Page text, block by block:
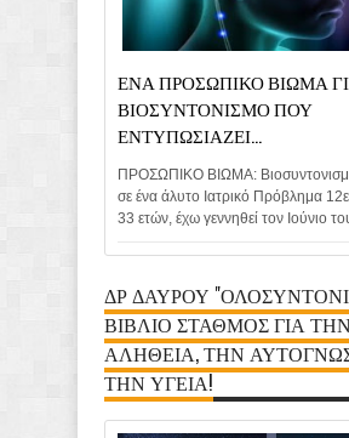
ΕΝΑ ΠΡΟΣΩΠΙΚΟ ΒΙΩΜΑ
ΒΙΟΣΥΝΤΟΝΙΣΜΟ ΠΟΥ
ΕΝΤΥΠΩΣΙΑΖΕΙ...
ΠΡΟΣΩΠΙΚΟ ΒΙΩΜΑ:
σε ένα άλυτο Ιατρικό Πρόβλημα
33 ετών, έχω γεννηθεί τον Ιούνιο
ΔΡ ΔΑΥΡΟΥ
ΒΙΒΛΙΟ ΣΤΑΘΜΟΣ ΓΙΑ ΤΗΝ
ΑΛΗΘΕΙΑ, ΤΗΝ
ΤΗΝ ΥΓΕΙΑ!